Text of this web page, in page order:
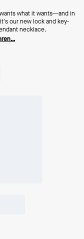
what it wants—and in
our new lock and key-
necklace.